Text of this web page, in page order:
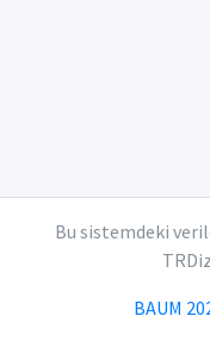
Bu sistemdeki
BAUM